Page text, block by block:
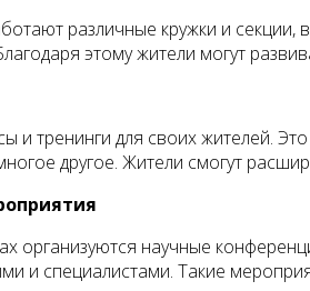
различные кружки и
этому жители могут
и тренинги для своих жителей.
другое. Жители смогут
организуются научные
и специалистами. Такие